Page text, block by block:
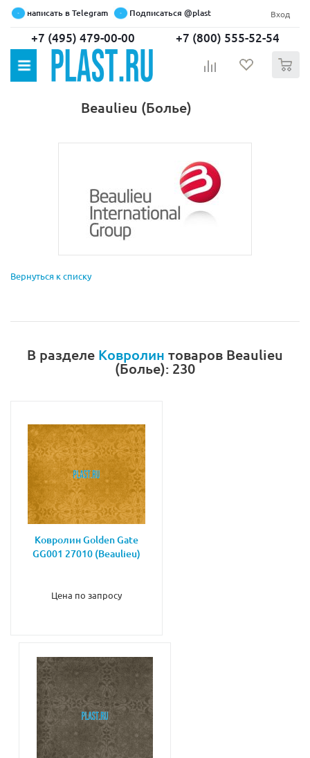
написать в Telegram Подписаться @plast Вход
+7 (495) 479-00-00 +7 (800) 555-52-54
Beaulieu (Болье)
Вернуться к списку
В разделе Ковролин товаров Beaulieu
(Болье): 230
Ковролин Golden Gate
GG001 27010 (Beaulieu)
Цена по запросу